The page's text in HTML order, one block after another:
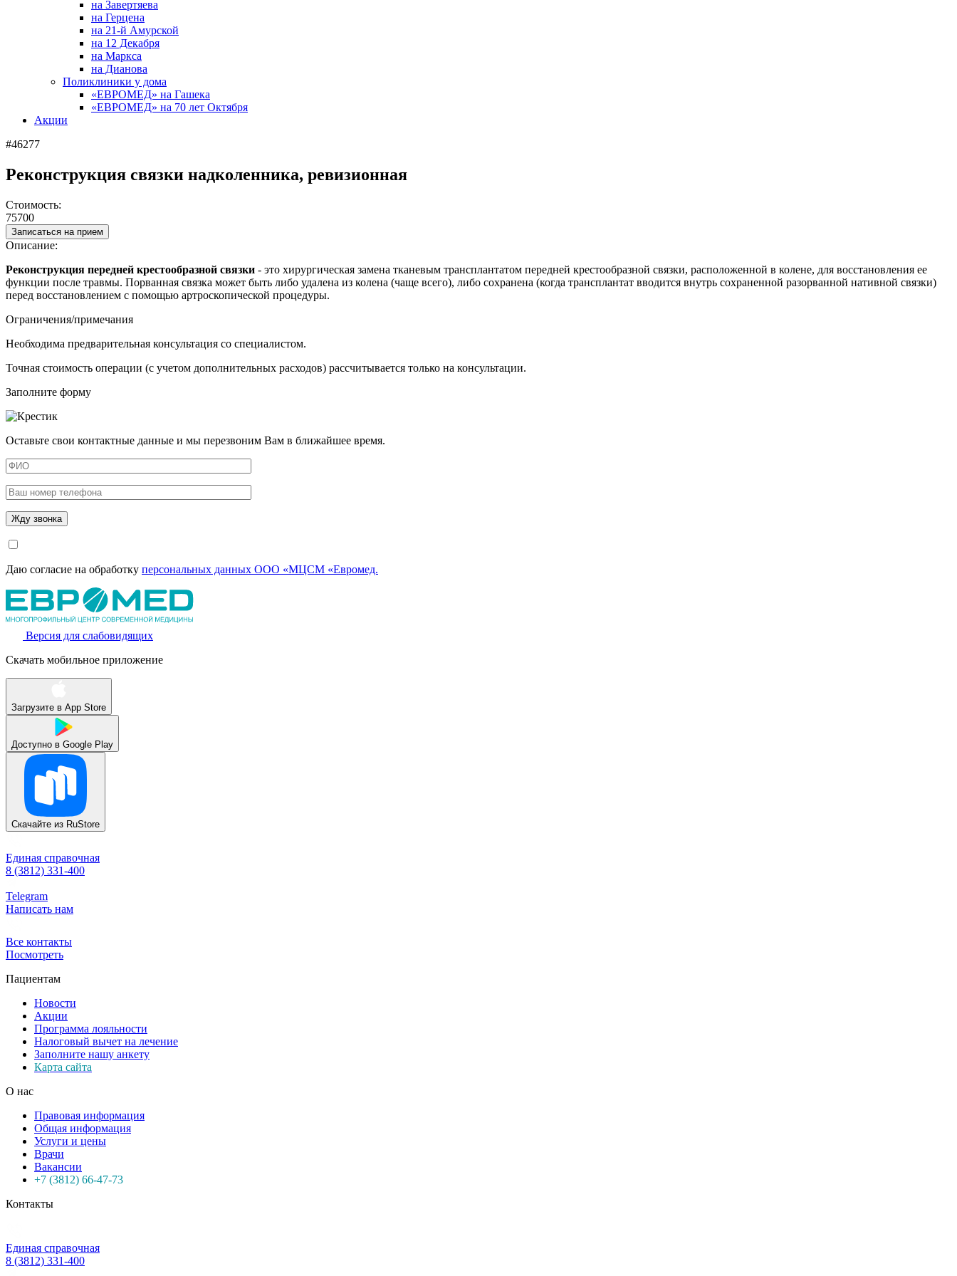
на Завертяева
на Герцена
на 21-й Амурской
на 12 Декабря
на Маркса
на Дианова
Поликлиники у дома
«ЕВРОМЕД» на Гашека
«ЕВРОМЕД» на 70 лет Октября
Акции
#46277
Реконструкция связки надколенника, ревизионная
Стоимость:
75700
Записаться на прием
Описание:
Реконструкция передней крестообразной связки - это хирургическая замена тканевым трансплантатом передней крестообразной связки, расположенной в колене, для восстановления ее
функции после травмы. Порванная связка может быть либо удалена из колена (чаще всего), либо сохранена (когда трансплантат вводится внутрь сохраненной разорванной нативной связки)
перед восстановлением с помощью артроскопической процедуры.
Ограничения/примечания
Необходима предварительная консультация со специалистом.
Точная стоимость операции (с учетом дополнительных расходов) рассчитывается только на консультации.
Заполните форму
Оставьте свои контактные данные и мы перезвоним Вам в ближайшее время.
Даю согласие на обработку персональных данных ООО «МЦСМ «Евромед.
Версия для слабовидящих
Скачать мобильное приложение
Загрузите в App Store
Доступно в Google Play
Скачайте из RuStore
Единая справочная
8 (3812) 331-400
Telegram
Написать нам
Все контакты
Посмотреть
Пациентам
Новости
Акции
Программа лояльности
Налоговый вычет на лечение
Заполните нашу анкету
Карта сайта
О нас
Правовая информация
Общая информация
Услуги и цены
Врачи
Вакансии
+7 (3812) 66-47-73
Контакты
Единая справочная
8 (3812) 331-400